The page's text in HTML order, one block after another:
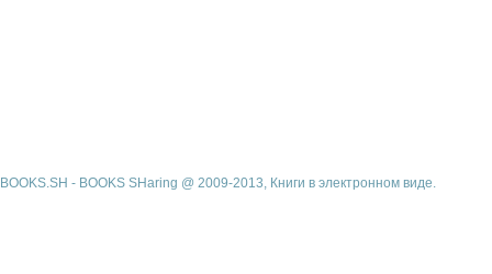
BOOKS.SH - BOOKS SHaring @ 2009-2013, Книги в электронном виде.